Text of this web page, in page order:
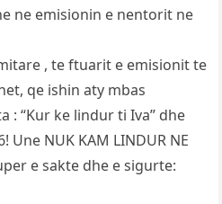
ne emisionin e nentorit ne
, te ftuarit e emisionit te
qe ishin aty mbas
: “Kur ke lindur ti Iva” dhe
NUK KAM LINDUR NE
e sakte dhe e sigurte: